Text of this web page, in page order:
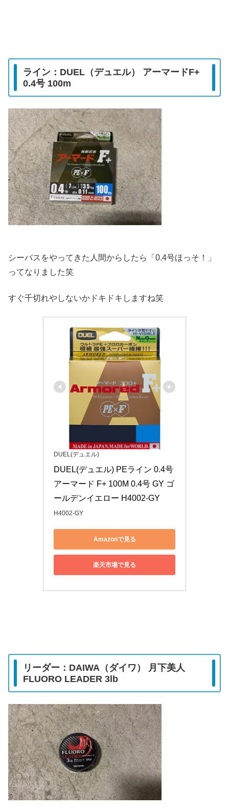
ライン：DUEL（デュエル） アーマードF+
0.4号 100m
シーバスをやってきた人間からしたら「0.4号ほっそ！」
ってなりました笑
すぐ千切れやしないかドキドキしますね笑
DUEL(デュエル)
DUEL(デュエル) PEライン 0.4号
アーマード F+ 100M 0.4号 GY ゴ
ールデンイエロー H4002-GY
H4002-GY
Amazonで見る
楽天市場で見る
リーダー：DAIWA（ダイワ） 月下美人
FLUORO LEADER 3lb